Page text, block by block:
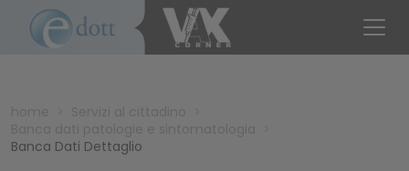
>
>
>
Banca Dati Dettaglio